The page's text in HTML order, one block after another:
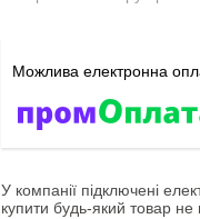
У компанії підключені
купити будь-який товар